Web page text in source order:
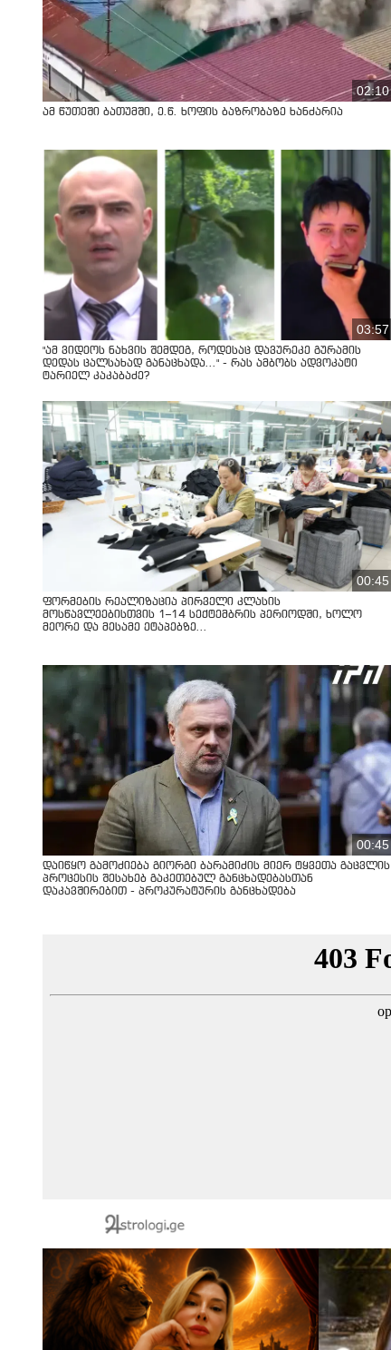
02:10
ამ წუთეში ბათუმში, ე.წ. ხოფის ბაზრობაზე ხანძარია
03:57
"ამ ვიდეოს ნახვის შემდეგ, როდესაც დავურეკე გურამის
დედას ცალსახად განაცხადა..." - რას ამბობს ადვოკატი
ტარიელ კაკაბაძე?
00:45
ფორმების რეალიზაცია პირველი კლასის
მოსწავლეებისთვის 1–14 სექტემბრის პერიოდში, ხოლო
მეორე და მესამე ეტაპებზე...
00:45
დაიწყო გამოძიება გიორგი ბარამიძის მიერ ტყვეთა გაცვლის
პროცესის შესახებ გაკეთებულ განცხადებასთან
დაკავშირებით - პროკურატურის განცხადება